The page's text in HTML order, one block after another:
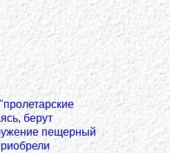
берут
пещерный